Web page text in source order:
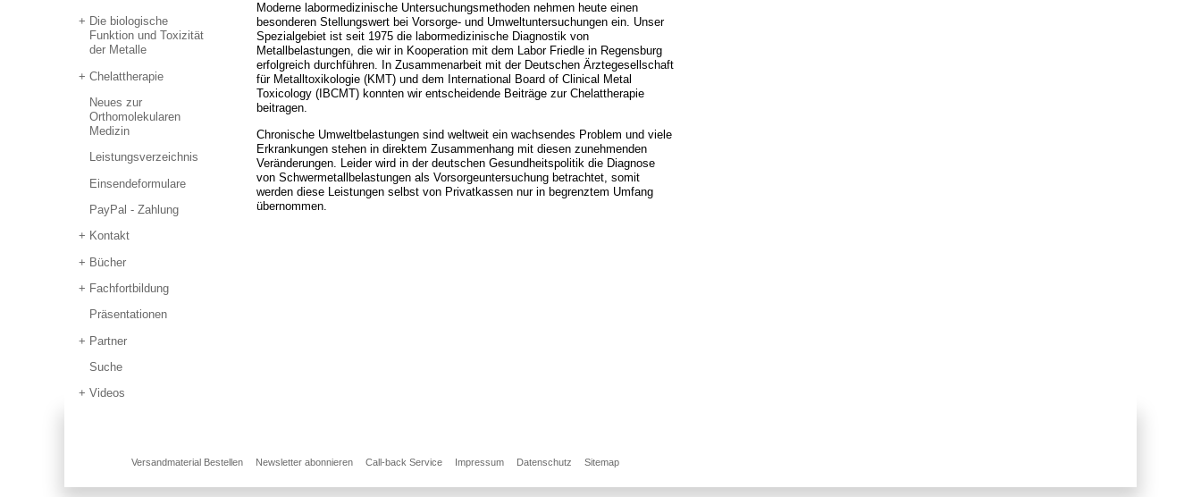
Die biologische
Funktion und Toxizität
der Metalle
Chelattherapie
Neues zur
Orthomolekularen
Medizin
Leistungsverzeichnis
Einsendeformulare
PayPal - Zahlung
Kontakt
Bücher
Fachfortbildung
Präsentationen
Partner
Suche
Videos
Moderne labormedizinische Untersuchungsmethoden nehmen heute einen
besonderen Stellungswert bei Vorsorge- und Umweltuntersuchungen ein. Unser
Spezialgebiet ist seit 1975 die labormedizinische Diagnostik von
Metallbelastungen, die wir in Kooperation mit dem Labor Friedle in Regensburg
erfolgreich durchführen. In Zusammenarbeit mit der Deutschen Ärztegesellschaft
für Metalltoxikologie (KMT) und dem International Board of Clinical Metal
Toxicology (IBCMT) konnten wir entscheidende Beiträge zur Chelattherapie
beitragen.
Chronische Umweltbelastungen sind weltweit ein wachsendes Problem und viele
Erkrankungen stehen in direktem Zusammenhang mit diesen zunehmenden
Veränderungen. Leider wird in der deutschen Gesundheitspolitik die Diagnose
von Schwermetallbelastungen als Vorsorgeuntersuchung betrachtet, somit
werden diese Leistungen selbst von Privatkassen nur in begrenztem Umfang
übernommen.
Versandmaterial Bestellen Newsletter abonnieren Call-back Service Impressum Datenschutz Sitemap